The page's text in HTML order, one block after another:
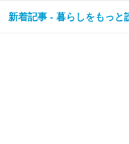
新着記事 - 暮らしをもっと